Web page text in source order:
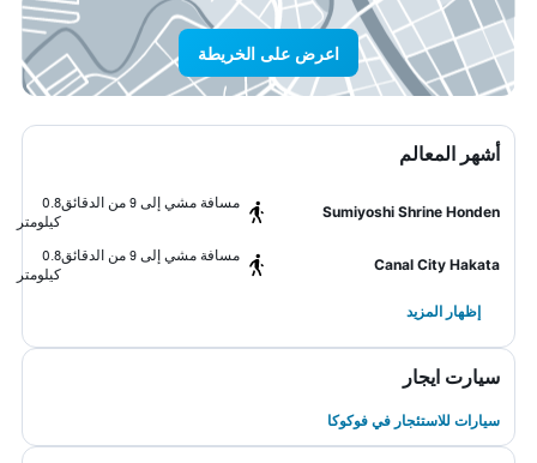
اعرض على الخريطة
أشهر المعالم
Sumiyoshi Shrine Honden
مسافة مشي إلى 9 من الدقائق
0.8
كيلومتر
Canal City Hakata
مسافة مشي إلى 9 من الدقائق
0.8
كيلومتر
إظهار المزيد
سيارت ايجار
سيارات للاستئجار في فوكوكا